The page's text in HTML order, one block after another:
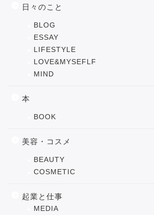
日々のこと
BLOG
ESSAY
LIFESTYLE
LOVE&MYSEFLF
MIND
本
BOOK
美容・コスメ
BEAUTY
COSMETIC
起業と仕事
MEDIA